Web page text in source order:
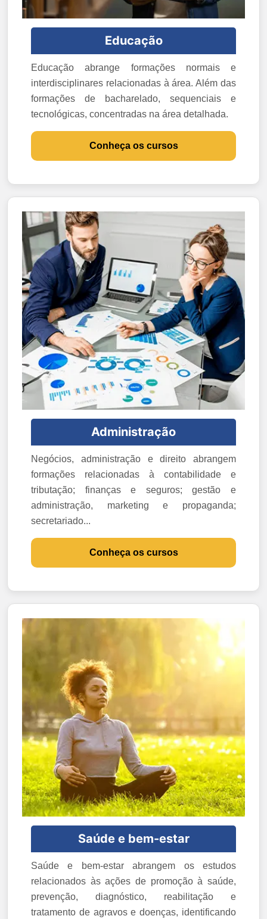
Educação
Educação abrange formações normais e
interdisciplinares relacionadas à área. Além das
formações de bacharelado, sequenciais e
tecnológicas, concentradas na área detalhada.
Conheça os cursos
Administração
Negócios, administração e direito abrangem
formações relacionadas à contabilidade e
tributação; finanças e seguros; gestão e
administração, marketing e propaganda;
secretariado...
Conheça os cursos
Saúde e bem-estar
Saúde e bem-estar abrangem os estudos
relacionados às ações de promoção à saúde,
prevenção, diagnóstico, reabilitação e
tratamento de agravos e doenças, identificando